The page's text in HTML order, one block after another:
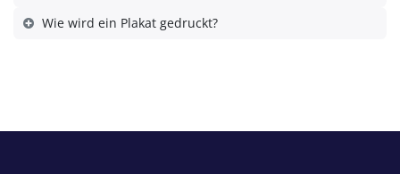
Wie wird ein Plakat gedruckt?